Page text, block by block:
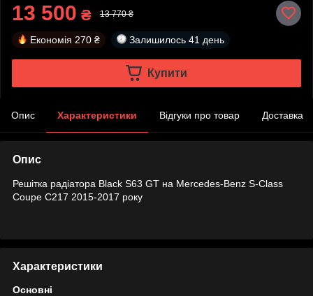
13 500 ₴ 13 770 ₴
Економія 270 ₴ Залишилось 41 день
Купити
Опис Характеристики Відгуки про товар Доставка
Опис
Решітка радіатора Black S63 GT на Mercedes-Benz S-Class
Coupe C217 2015-2017 року
Характеристики
Основні